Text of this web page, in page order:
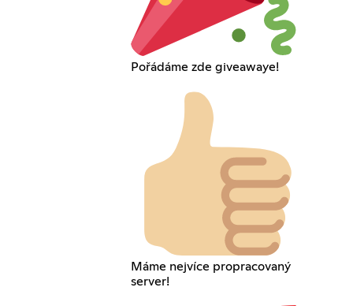
Pořádáme zde giveawaye!
Máme nejvíce propracovaný
server!